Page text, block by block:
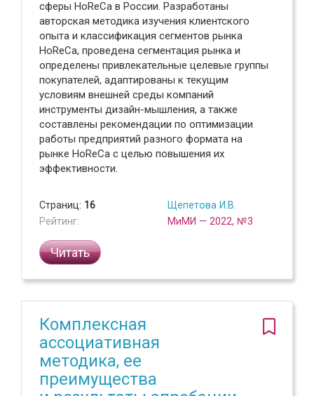
сферы HoReCa в России. Разработаны
авторская методика изучения клиентского
опыта и классификация сегментов рынка
HoReCa, проведена сегментация рынка и
определены привлекательные целевые группы
покупателей, адаптированы к текущим
условиям внешней среды компаний
инструменты дизайн-мышления, а также
составлены рекомендации по оптимизации
работы предприятий разного формата на
рынке HoReCa с целью повышения их
эффективности.
Страниц: 16
Рейтинг:
Щепетова И.В.
МиМИ — 2022, №3
Читать
Комплексная
ассоциативная
методика, ее
преимущества